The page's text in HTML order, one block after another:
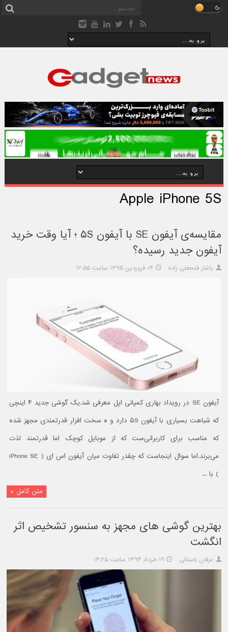
Apple iPhone 5S
مقایسه‌ی آیفون SE با آیفون ۵S ؛ آیا وقت خرید
آیفون جدید رسیده؟
یاشار فتحعلی زاده ۰۴ فروردین ۱۳۹۵ ساعت ۱۲:۵۵
آیفون SE در رویداد بهاری کمپانی اپل معرفی شد.یک گوشی جدید ۴ اینچی
که شباهت بسیاری با آیفون ۵S دارد و ه سخت افزار قدرتمندی مجهز شده
که مناسب برای کاربرانی‌ست که از موبایل کوچک اما قدرتمند لذت
می‌برند.اما سوال اینجاست که چقدر تفاوت میان آیفون اس ای ( iPhone SE
) با ...
متن کامل »
بهترین گوشی های مجهز به سنسور تشخیص اثر
انگشت
عرفان باستانی ۱۹ خرداد ۱۳۹۴ ساعت ۱۴:۲۵